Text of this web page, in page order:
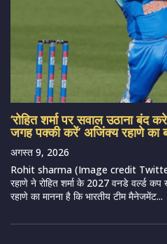
‘रोहित शर्मा पर सवाल उठाना
जगह पक्की करें’ अजिंक्य रहाणे का
अगस्त 9, 2026
Rohit sharma (Image credit Twitter
रहाणे ने रोहित शर्मा के 2027 वनडे वर्ल्ड
रहाणे का मानना है कि भारतीय टीम मैनेजमेंट...